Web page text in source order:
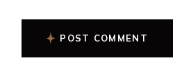
POST COMMENT